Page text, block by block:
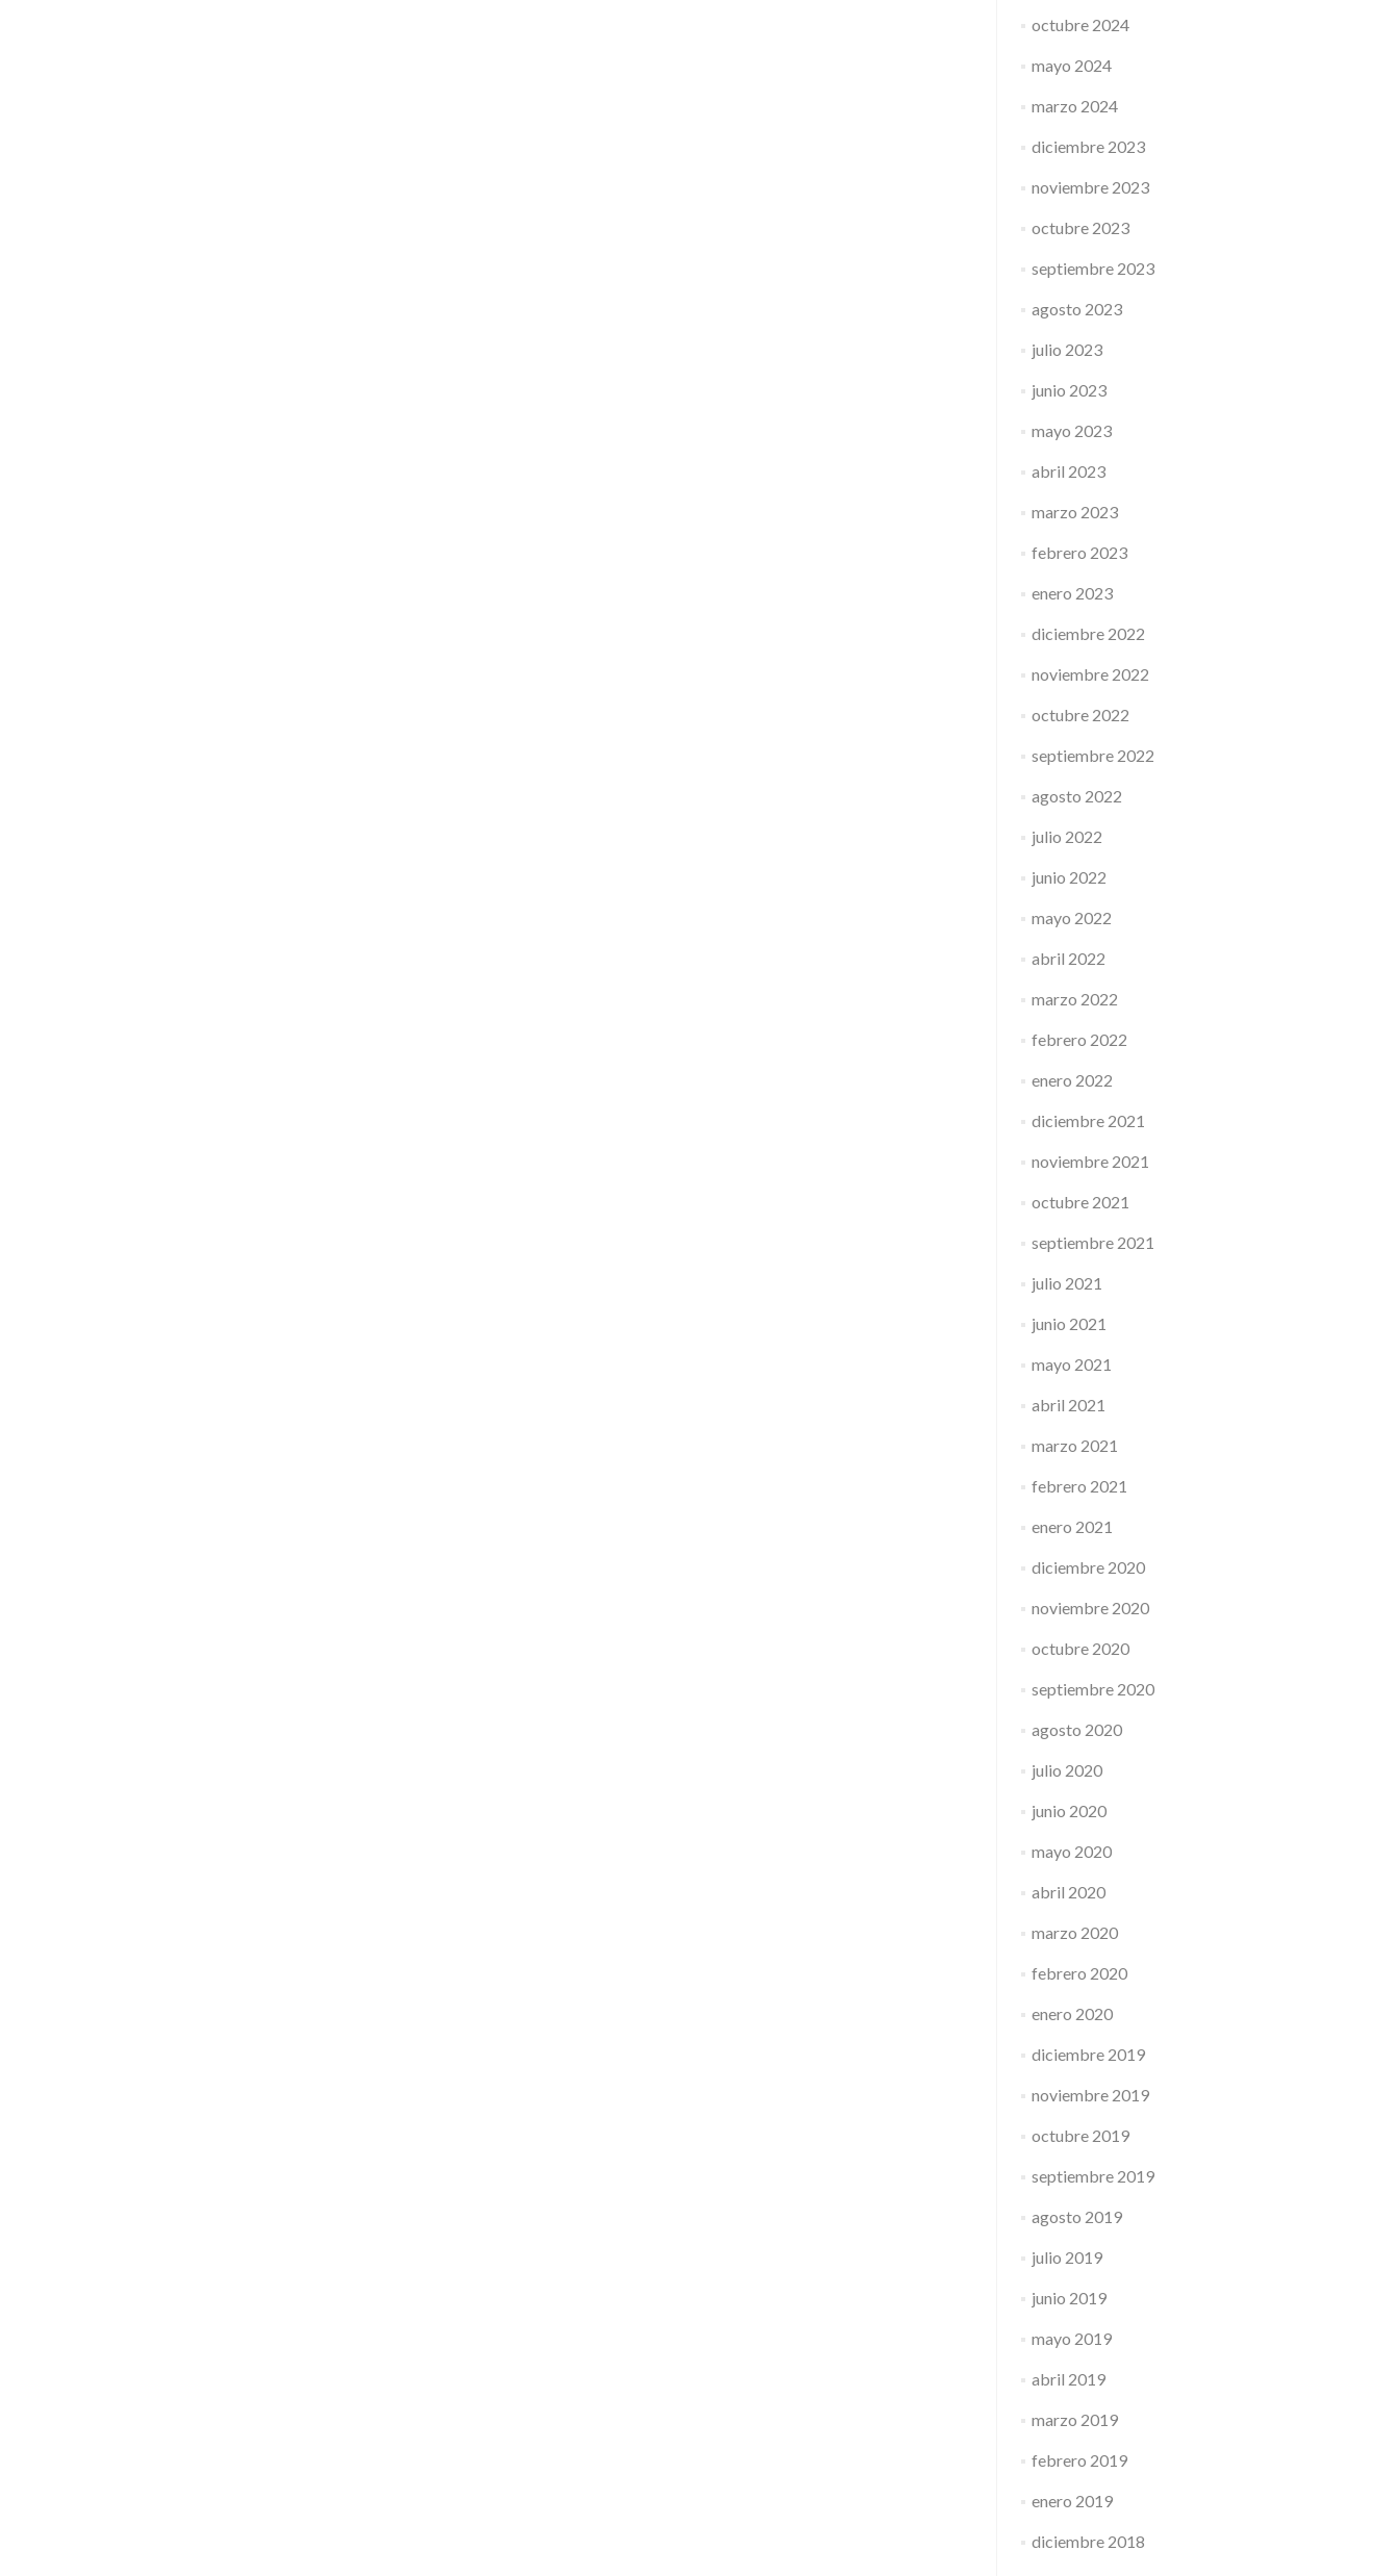
octubre 2024
mayo 2024
marzo 2024
diciembre 2023
noviembre 2023
octubre 2023
septiembre 2023
agosto 2023
julio 2023
junio 2023
mayo 2023
abril 2023
marzo 2023
febrero 2023
enero 2023
diciembre 2022
noviembre 2022
octubre 2022
septiembre 2022
agosto 2022
julio 2022
junio 2022
mayo 2022
abril 2022
marzo 2022
febrero 2022
enero 2022
diciembre 2021
noviembre 2021
octubre 2021
septiembre 2021
julio 2021
junio 2021
mayo 2021
abril 2021
marzo 2021
febrero 2021
enero 2021
diciembre 2020
noviembre 2020
octubre 2020
septiembre 2020
agosto 2020
julio 2020
junio 2020
mayo 2020
abril 2020
marzo 2020
febrero 2020
enero 2020
diciembre 2019
noviembre 2019
octubre 2019
septiembre 2019
agosto 2019
julio 2019
junio 2019
mayo 2019
abril 2019
marzo 2019
febrero 2019
enero 2019
diciembre 2018